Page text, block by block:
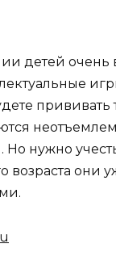
детей очень
прививать
нужно
возраста они